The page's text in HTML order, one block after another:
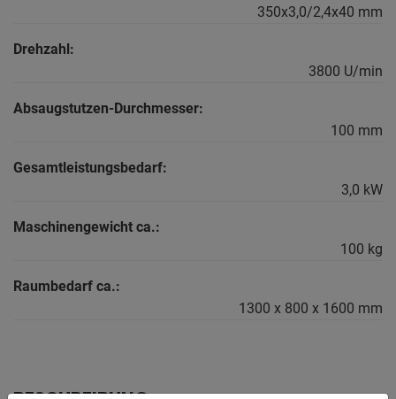
350x3,0/2,4x40 mm
Drehzahl:
3800 U/min
Absaugstutzen-Durchmesser:
100 mm
Gesamtleistungsbedarf:
3,0 kW
Maschinengewicht ca.:
100 kg
Raumbedarf ca.:
1300 x 800 x 1600 mm